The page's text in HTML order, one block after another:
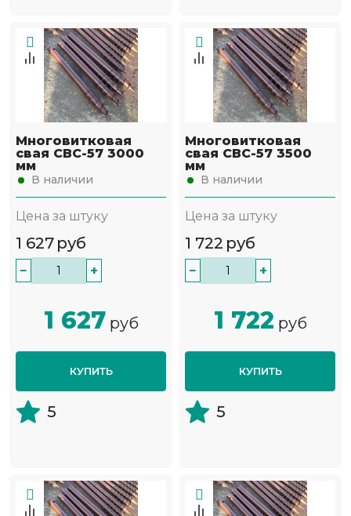
Многовитковая
свая СВС-57 3000
мм
В наличии
Цена за штуку
1 627 руб
− +
1 627 руб
КУПИТЬ
5
Многовитковая
свая СВС-57 3500
мм
В наличии
Цена за штуку
1 722 руб
− +
1 722 руб
КУПИТЬ
5